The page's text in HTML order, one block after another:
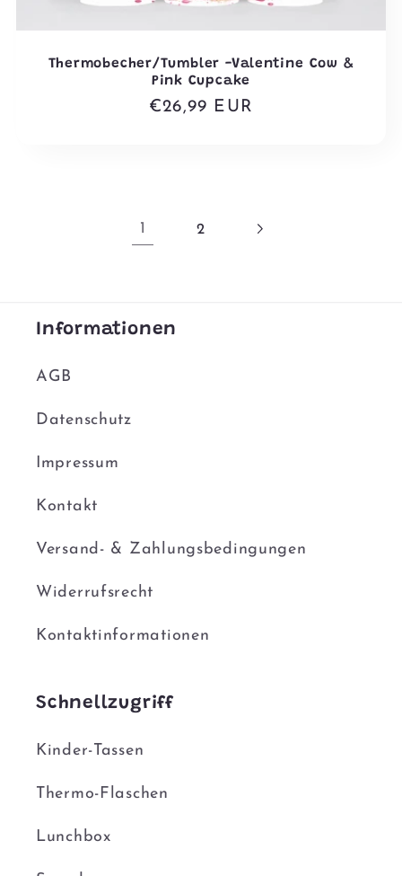
Thermobecher/Tumbler -Valentine Cow &
Pink Cupcake
Normaler
€26,99 EUR
1 2
Informationen
AGB
Datenschutz
Impressum
Kontakt
Versand- & Zahlungsbedingungen
Widerrufsrecht
Kontaktinformationen
Schnellzugriff
Kinder-Tassen
Thermo-Flaschen
Lunchbox